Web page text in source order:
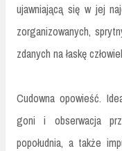
ujawniającą się w jej
zorganizowanych,
zdanych na łaskę
Cudowna opowieść.
goni i obserwacja
popołudnia, a także